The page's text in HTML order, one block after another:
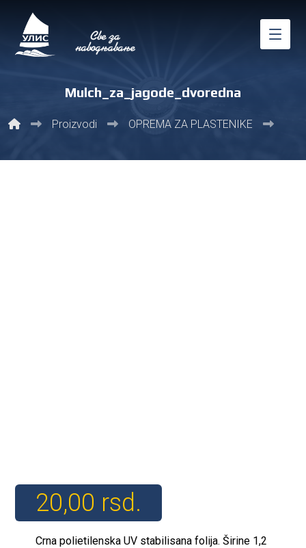
Mulch_za_jagode_dvoredna
Proizvodi ОPREMA ZA PLASTENIKE
20,00 rsd.
Crna polietilenska UV stabilisana folija. Širine 1,2